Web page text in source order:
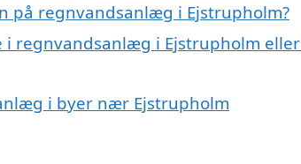
på regnvandsanlæg i Ejstrupholm?
regnvandsanlæg i Ejstrupholm
i byer nær Ejstrupholm